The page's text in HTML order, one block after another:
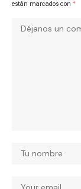
están marcados con *